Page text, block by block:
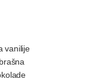
vanilije